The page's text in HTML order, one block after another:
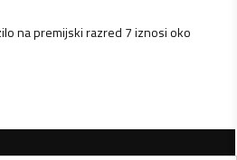
na premijski razred 7 iznosi oko